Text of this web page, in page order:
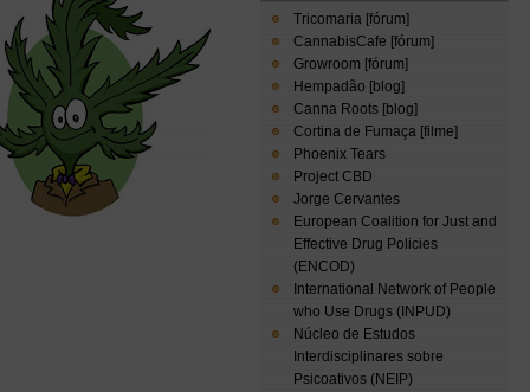
Tricomaria [fórum]
CannabisCafe [fórum]
Growroom [fórum]
Hempadão [blog]
Canna Roots [blog]
Cortina de Fumaça [filme]
Phoenix Tears
Project CBD
Jorge Cervantes
European Coalition for Just and
Effective Drug Policies
(ENCOD)
International Network of People
who Use Drugs (INPUD)
Núcleo de Estudos
Interdisciplinares sobre
Psicoativos (NEIP)